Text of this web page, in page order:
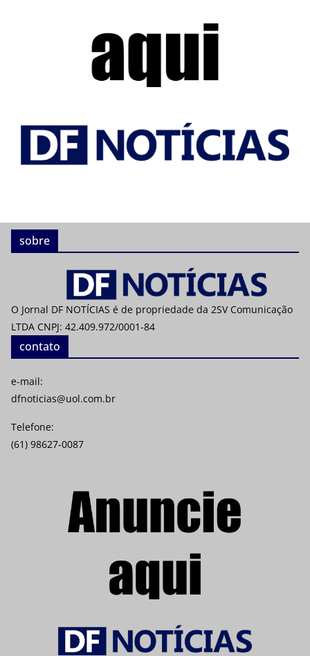
sobre
O Jornal DF NOTÍCIAS é de propriedade da 2SV Comunicação
LTDA CNPJ: 42.409.972/0001-84
contato
e-mail:
dfnoticias@uol.com.br
Telefone:
(61) 98627-0087